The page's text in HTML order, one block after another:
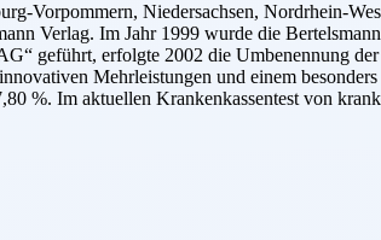
Vorpommern, Niedersachsen, Nordrhein-
Verlag. Im Jahr 1999 wurde die
geführt, erfolgte 2002 die Umbenennung
Mehrleistungen und einem
%. Im aktuellen Krankenkassentest von